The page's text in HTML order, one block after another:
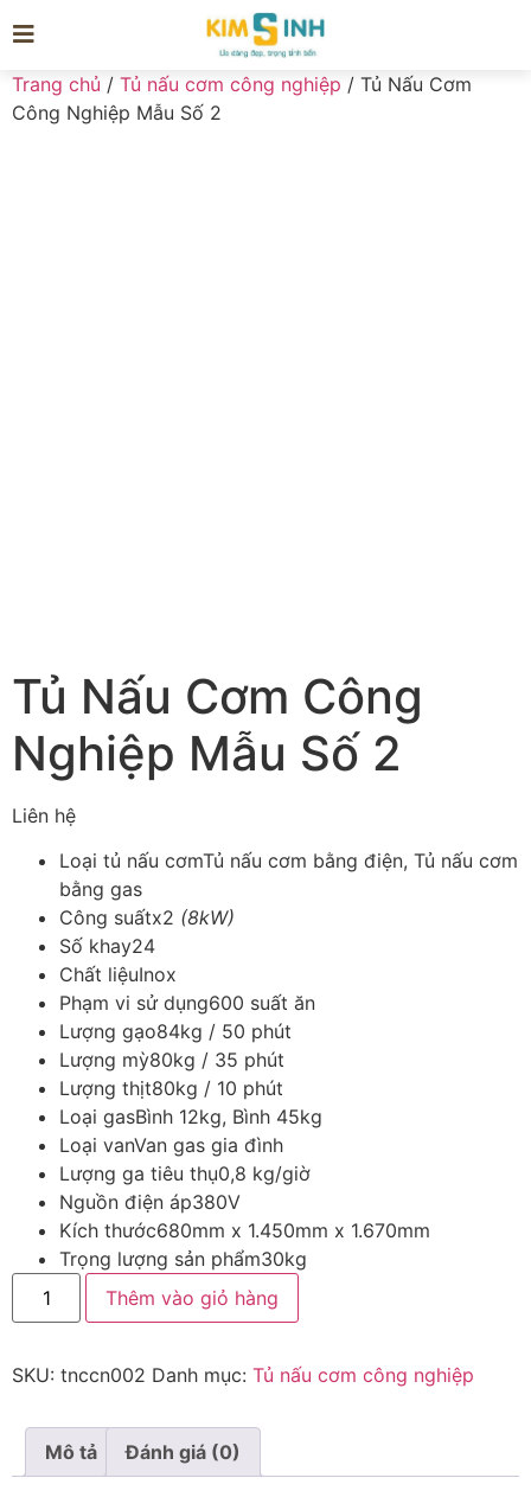
Trang chủ / Tủ nấu cơm công nghiệp / Tủ Nấu Cơm
Công Nghiệp Mẫu Số 2
Tủ Nấu Cơm Công
Nghiệp Mẫu Số 2
Liên hệ
Loại tủ nấu cơmTủ nấu cơm bằng điện, Tủ nấu cơm
bằng gas
Công suấtx2 (8kW)
Số khay24
Chất liệuInox
Phạm vi sử dụng600 suất ăn
Lượng gạo84kg / 50 phút
Lượng mỳ80kg / 35 phút
Lượng thịt80kg / 10 phút
Loại gasBình 12kg, Bình 45kg
Loại vanVan gas gia đình
Lượng ga tiêu thụ0,8 kg/giờ
Nguồn điện áp380V
Kích thước680mm x 1.450mm x 1.670mm
Trọng lượng sản phẩm30kg
Thêm vào giỏ hàng
SKU: tnccn002 Danh mục: Tủ nấu cơm công nghiệp
Mô tả Đánh giá (0)